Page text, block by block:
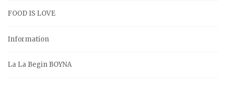
FOOD IS LOVE
Information
La La Begin BOYNA